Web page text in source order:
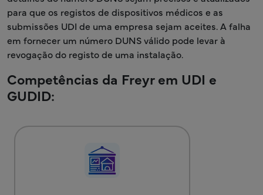
para que os registos de dispositivos médicos e as
submissões UDI de uma empresa sejam aceites. A falha
em fornecer um número DUNS válido pode levar à
revogação do registo de uma instalação.
Competências da Freyr em UDI e
GUDID: